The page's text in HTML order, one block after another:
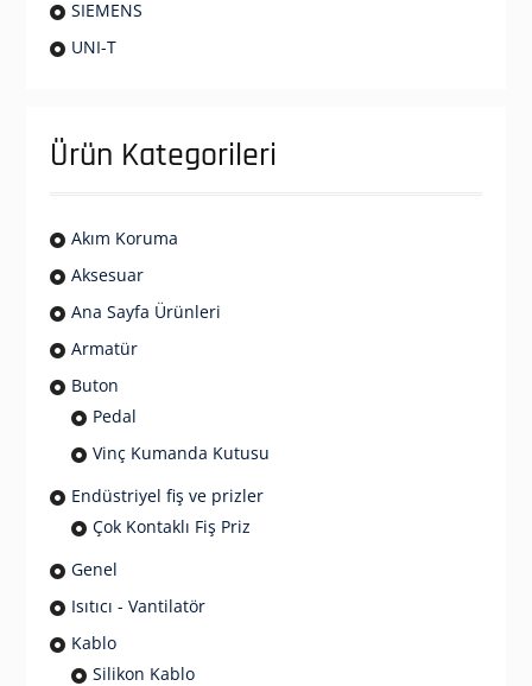
SIEMENS
UNI-T
Ürün Kategorileri
Akım Koruma
Aksesuar
Ana Sayfa Ürünleri
Armatür
Buton
Pedal
Vinç Kumanda Kutusu
Endüstriyel fiş ve prizler
Çok Kontaklı Fiş Priz
Genel
Isıtıcı - Vantilatör
Kablo
Silikon Kablo